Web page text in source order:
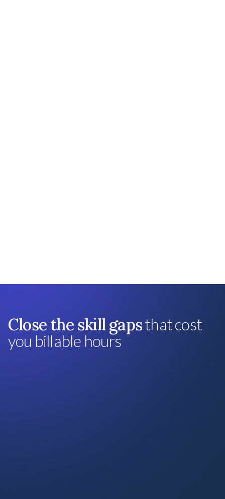
Close the skill gapsthat cost
you billable hours